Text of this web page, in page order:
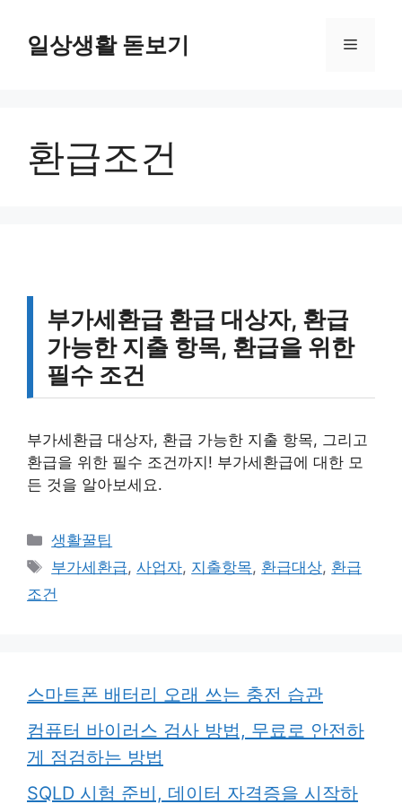
일상생활 돋보기 메
환급조건
부가세환급 환급 대상자, 환급
가능한 지출 항목, 환급을 위한
필수 조건
부가세환급 대상자, 환급 가능한 지출 항목, 그리고
환급을 위한 필수 조건까지! 부가세환급에 대한 모
든 것을 알아보세요.
카
테
리
생활꿀팁
태
그
부가세환급,사업자, 지출항목, 환급대상, 환급
조건
스마트폰 배터리 오래 쓰는 충전 습관
컴퓨터 바이러스 검사 방법, 무료로 안전하
게 점검하는 방법
SQLD 시험 준비, 데이터 자격증을 시작하